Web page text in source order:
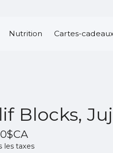
Nutrition Cartes-
Blocks,
les taxes